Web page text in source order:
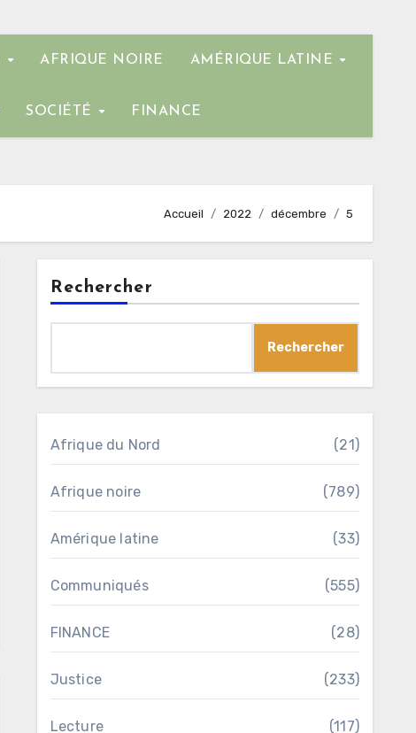
AFRIQUE NOIRE AMÉRIQUE LATINE
SOCIÉTÉ FINANCE
Accueil 2022 décembre 5
Rechercher
Rechercher
Afrique du Nord (21)
Afrique noire (789)
Amérique latine (33)
Communiqués (555)
FINANCE (28)
Justice (233)
Lecture (117)